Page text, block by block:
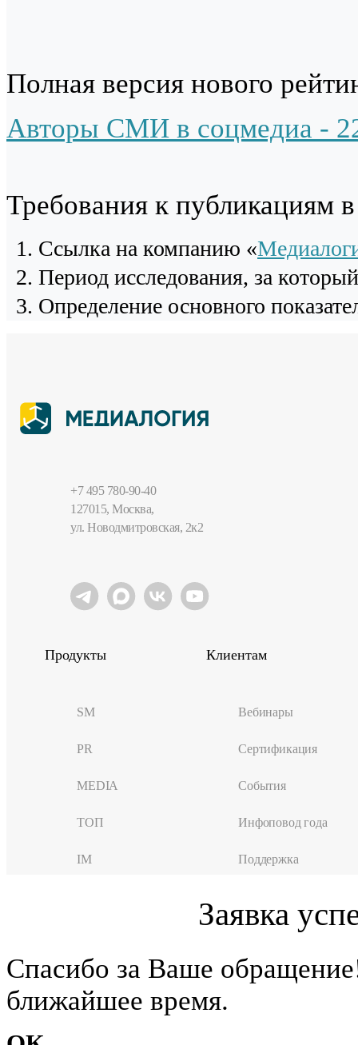
Полная версия нового
Авторы СМИ в соцмедиа -
Требования к публикациям
Cсылка на компанию «
Период исследования, за
Определение основного
+7 495 780-90-40
127015, Москва,
ул. Новодмитровская, 2к2
Продукты
SM
PR
MEDIA
ТОП
IM
Клиентам
Вебинары
Сертификация
События
Инфоповод года
Поддержка
Заявка
Cпасибо за Ваше
ближайшее время.